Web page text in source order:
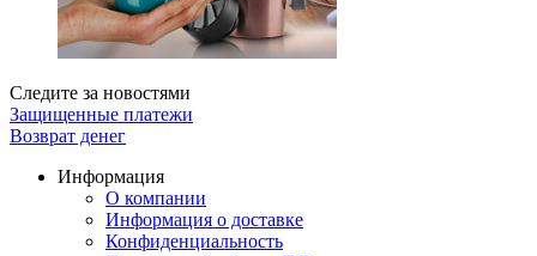
Следите за новостями
Защищенные платежи
Возврат денег
Информация
О компании
Информация о доставке
Конфиденциальность